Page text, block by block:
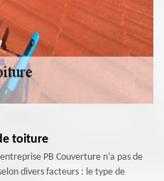
toiture
PB Couverture n’a pas de
divers facteurs : le type de